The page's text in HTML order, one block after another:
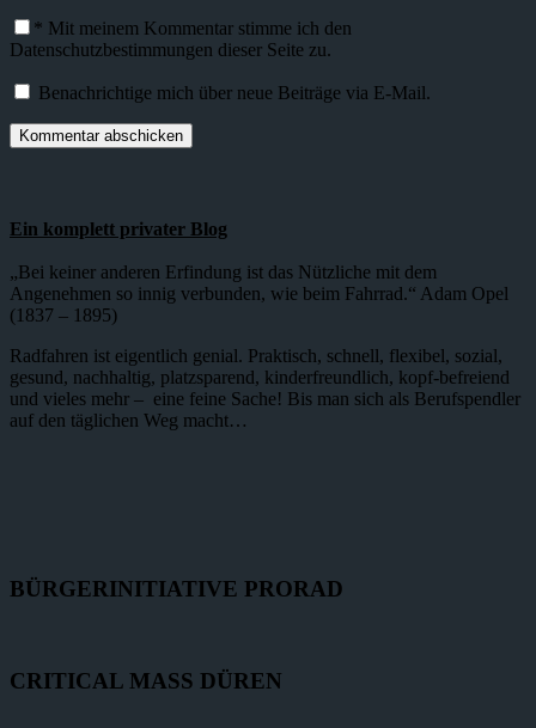
* Mit meinem Kommentar stimme ich den
Datenschutzbestimmungen dieser Seite zu.
Benachrichtige mich über neue Beiträge via E-Mail.
Ein komplett privater Blog
„Bei keiner anderen Erfindung ist das Nützliche mit dem
Angenehmen so innig verbunden, wie beim Fahrrad.“ Adam Opel
(1837 – 1895)
Radfahren ist eigentlich genial. Praktisch, schnell, flexibel, sozial,
gesund, nachhaltig, platzsparend, kinderfreundlich, kopf-befreiend
und vieles mehr – eine feine Sache! Bis man sich als Berufspendler
auf den täglichen Weg macht…
BÜRGERINITIATIVE PRORAD
CRITICAL MASS DÜREN